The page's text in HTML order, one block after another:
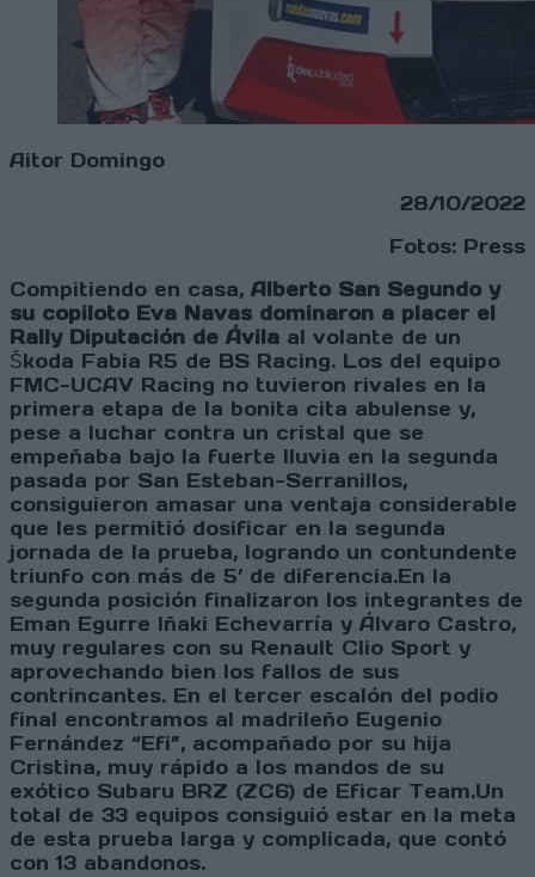
Aitor Domingo
28/10/2022
Fotos: Press
Compitiendo en casa, Alberto San Segundo y
su copiloto Eva Navas dominaron a placer el
Rally Diputación de Ávila al volante de un
Škoda Fabia R5 de BS Racing. Los del equipo
FMC-UCAV Racing no tuvieron rivales en la
primera etapa de la bonita cita abulense y,
pese a luchar contra un cristal que se
empeñaba bajo la fuerte lluvia en la segunda
pasada por San Esteban-Serranillos,
consiguieron amasar una ventaja considerable
que les permitió dosificar en la segunda
jornada de la prueba, logrando un contundente
triunfo con más de 5’ de diferencia.En la
segunda posición finalizaron los integrantes de
Eman Egurre Iñaki Echevarría y Álvaro Castro,
muy regulares con su Renault Clio Sport y
aprovechando bien los fallos de sus
contrincantes. En el tercer escalón del podio
final encontramos al madrileño Eugenio
Fernández “Efi”, acompañado por su hija
Cristina, muy rápido a los mandos de su
exótico Subaru BRZ (ZC6) de Eficar Team.Un
total de 33 equipos consiguió estar en la meta
de esta prueba larga y complicada, que contó
con 13 abandonos.